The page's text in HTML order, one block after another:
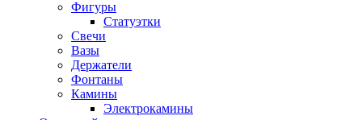
Фигуры
Статуэтки
Свечи
Вазы
Держатели
Фонтаны
Камины
Электрокамины